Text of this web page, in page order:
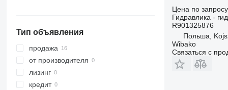
Тип объявления
продажа
от производителя
лизинг
кредит
Цена по запросу
Гидравлика -
R901325876
Польша,
Wibako
Связаться с